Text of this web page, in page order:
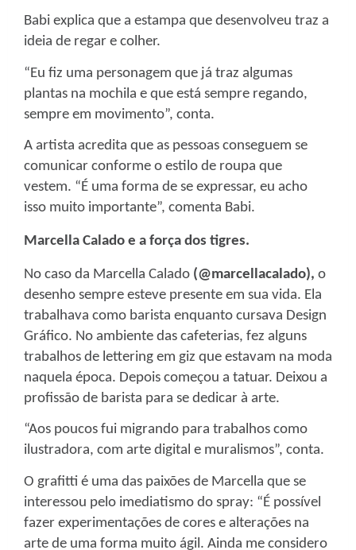
Babi explica que a estampa que desenvolveu traz a
ideia de regar e colher.
“Eu fiz uma personagem que já traz algumas
plantas na mochila e que está sempre regando,
sempre em movimento”, conta.
A artista acredita que as pessoas conseguem se
comunicar conforme o estilo de roupa que
vestem. “É uma forma de se expressar, eu acho
isso muito importante”, comenta Babi.
Marcella Calado e a força dos tigres.
No caso da Marcella Calado (@marcellacalado), o
desenho sempre esteve presente em sua vida. Ela
trabalhava como barista enquanto cursava Design
Gráfico. No ambiente das cafeterias, fez alguns
trabalhos de lettering em giz que estavam na moda
naquela época. Depois começou a tatuar. Deixou a
profissão de barista para se dedicar à arte.
“Aos poucos fui migrando para trabalhos como
ilustradora, com arte digital e muralismos”, conta.
O grafitti é uma das paixões de Marcella que se
interessou pelo imediatismo do spray: “É possível
fazer experimentações de cores e alterações na
arte de uma forma muito ágil. Ainda me considero